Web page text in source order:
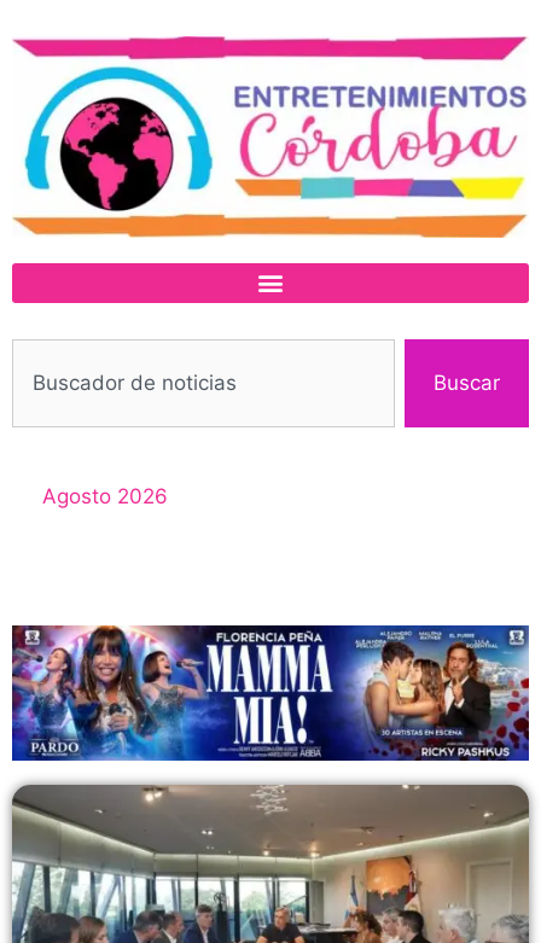
Buscar
Agosto 2026